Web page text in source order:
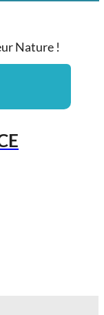
Nature !